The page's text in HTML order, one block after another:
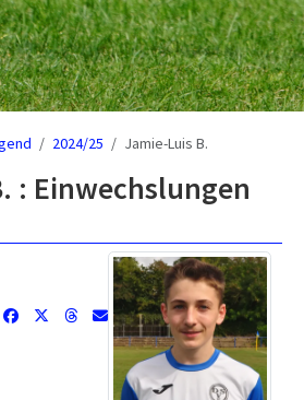
2024/25 Jamie-Luis B.
: Einwechslungen